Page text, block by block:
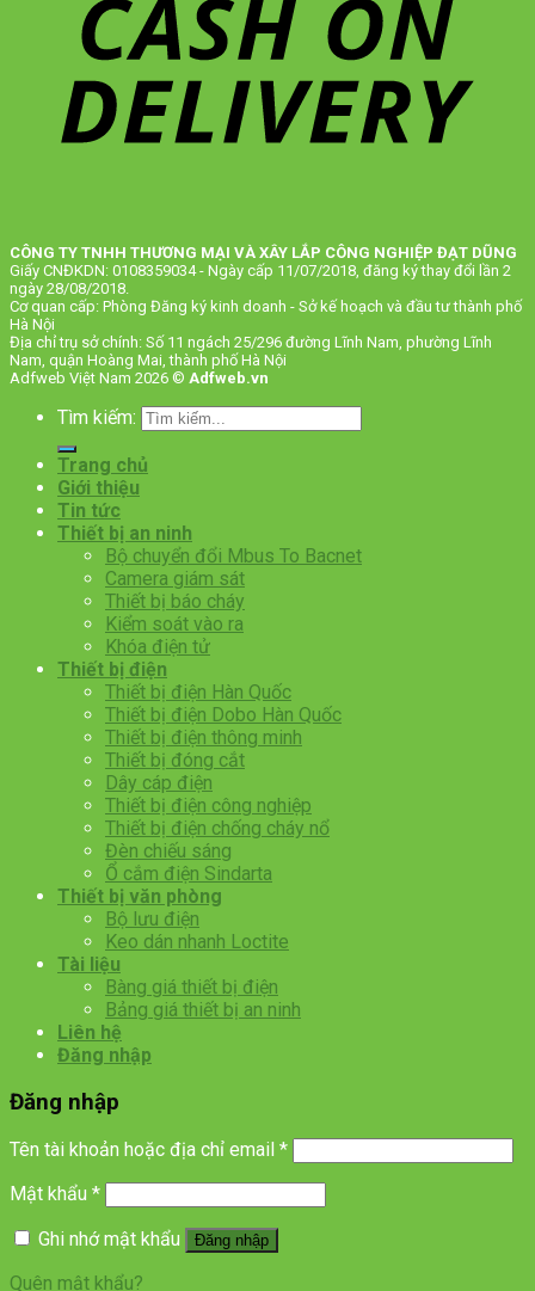
CÔNG TY TNHH THƯƠNG MẠI VÀ XÂY LẮP CÔNG NGHIỆP ĐẠT DŨNG
Giấy CNĐKDN: 0108359034 - Ngày cấp 11/07/2018, đăng ký thay đổi lần 2
ngày 28/08/2018.
Cơ quan cấp: Phòng Đăng ký kinh doanh - Sở kế hoạch và đầu tư thành phố
Hà Nội
Địa chỉ trụ sở chính: Số 11 ngách 25/296 đường Lĩnh Nam, phường Lĩnh
Nam, quận Hoàng Mai, thành phố Hà Nội
Adfweb Việt Nam 2026 © Adfweb.vn
Tìm kiếm:
Trang chủ
Giới thiệu
Tin tức
Thiết bị an ninh
Bộ chuyển đổi Mbus To Bacnet
Camera giám sát
Thiết bị báo cháy
Kiểm soát vào ra
Khóa điện tử
Thiết bị điện
Thiết bị điện Hàn Quốc
Thiết bị điện Dobo Hàn Quốc
Thiết bị điện thông minh
Thiết bị đóng cắt
Dây cáp điện
Thiết bị điện công nghiệp
Thiết bị điện chống cháy nổ
Đèn chiếu sáng
Ổ cắm điện Sindarta
Thiết bị văn phòng
Bộ lưu điện
Keo dán nhanh Loctite
Tài liệu
Bàng giá thiết bị điện
Bảng giá thiết bị an ninh
Liên hệ
Đăng nhập
Đăng nhập
Tên tài khoản hoặc địa chỉ email *
Mật khẩu *
Ghi nhớ mật khẩu
Đăng nhập
Quên mật khẩu?